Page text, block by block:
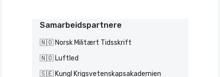
Samarbeidspartnere
🇳🇴 Norsk Militært Tidsskrift
🇳🇴 Luftled
🇸🇪 Kungl Krigsvetenskapsakademien